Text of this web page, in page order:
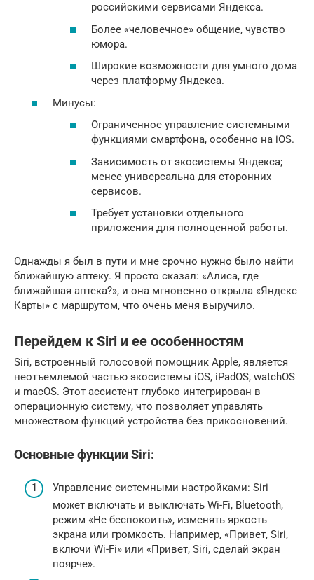
российскими сервисами Яндекса.
Более «человечное» общение, чувство
юмора.
Широкие возможности для умного дома
через платформу Яндекса.
Минусы:
Ограниченное управление системными
функциями смартфона, особенно на iOS.
Зависимость от экосистемы Яндекса;
менее универсальна для сторонних
сервисов.
Требует установки отдельного
приложения для полноценной работы.
Однажды я был в пути и мне срочно нужно было найти
ближайшую аптеку. Я просто сказал: «Алиса, где
ближайшая аптека?», и она мгновенно открыла «Яндекс
Карты» с маршрутом, что очень меня выручило.
Перейдем к Siri и ее особенностям
Siri, встроенный голосовой помощник Apple, является
неотъемлемой частью экосистемы iOS, iPadOS, watchOS
и macOS. Этот ассистент глубоко интегрирован в
операционную систему, что позволяет управлять
множеством функций устройства без прикосновений.
Основные функции Siri:
Управление системными настройками: Siri
может включать и выключать Wi-Fi, Bluetooth,
режим «Не беспокоить», изменять яркость
экрана или громкость. Например, «Привет, Siri,
включи Wi-Fi» или «Привет, Siri, сделай экран
поярче».